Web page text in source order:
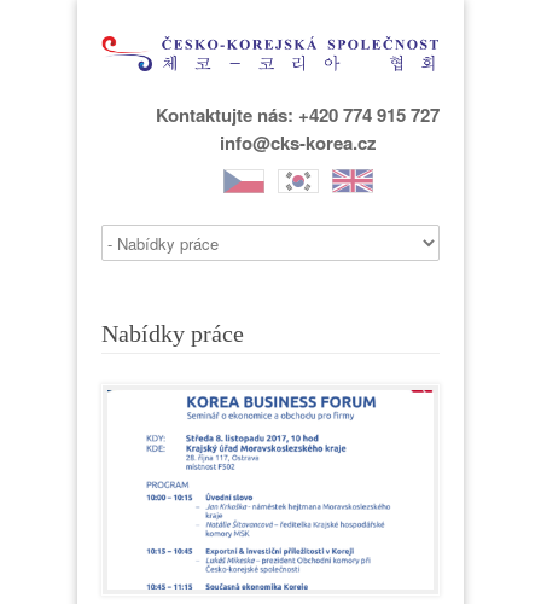
Kontaktujte nás: +420 774 915 727
info@cks-korea.cz
Nabídky práce